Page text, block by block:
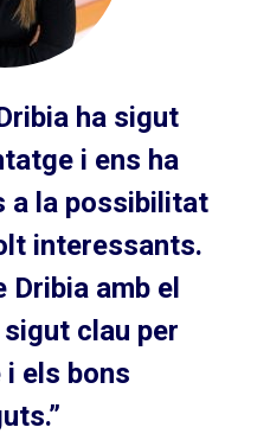
ha sigut
i ens ha
a la possibilitat
interessants.
amb el
clau per
els bons